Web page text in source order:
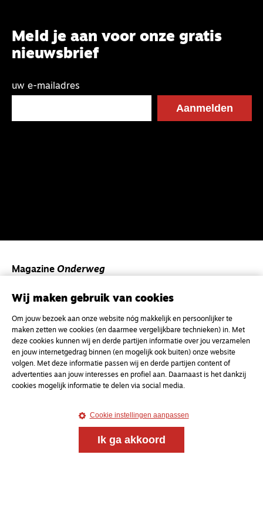
Meld je aan voor onze gratis
nieuwsbrief
uw e-mailadres
Magazine Onderweg
en gesprek voor christenen onderweg, in het bijzonder
MagazineOnderweg
Kvk-nummer 33277063
NL46 INGB 0117 5827 86
Wij maken gebruik van cookies
Om jouw bezoek aan onze website nóg makkelijk en persoonlijker te
maken zetten we cookies (en daarmee vergelijkbare technieken) in. Met
deze cookies kunnen wij en derde partijen informatie over jou verzamelen
en jouw internetgedrag binnen (en mogelijk ook buiten) onze website
volgen. Met deze informatie passen wij en derde partijen content of
advertenties aan jouw interesses en profiel aan. Daarnaast is het dankzij
cookies mogelijk informatie te delen via social media.
Cookie instellingen aanpassen
Ik ga akkoord